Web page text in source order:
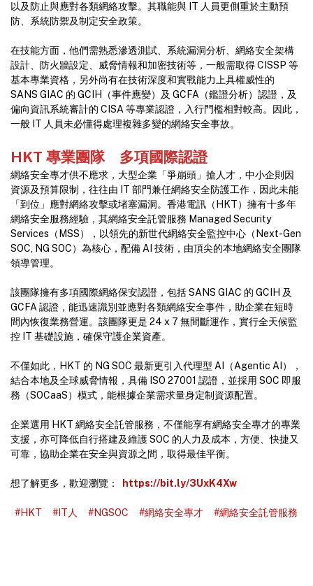
以及防止與應對各類網絡攻擊。其職能與 IT 人員更側重於主動預
防、系統防禦及制定安全政策。
在技能方面，他們需熟悉滲透測試、系統漏洞分析、網絡安全架構
設計、防火牆設定、威脅情報和加密技術等，一般需取得 CISSP 等
基本專業資格，另外尚有在技術深度和實戰能力上具權威性的
SANS GIAC 的 GCIH（事件應變）及 GCFA（鑑證分析）認證，及
偏向資訊系統審計的 CISA 等專業認證，入行門檻相對較高。因此，
一般 IT 人員未必懂得處理複雜多變的網絡安全事故。
HKT 專業團隊 多項國際認證
網絡安全專才供不應求，大型企業「爭崩頭」搶人才，中小企則因
資源及預算限制，往往由 IT 部門兼任網絡安全防護工作，因此未能
「到位」應對網絡攻擊或堵塞漏洞。香港電訊（HKT）擁有十多年
網絡安全服務經驗，其網絡安全託管服務 Managed Security
Services（MSS），以領先的新世代網絡安全監控中心（Next-Gen
SOC, NG SOC）為核心，配備 AI 技術，由頂尖的本地網絡安全團隊
領導管理。
該團隊擁有多項國際網絡保安認證，包括 SANS GIAC 的 GCIH 及
GCFA 認證，能迅速識別並應對各類網絡安全事件，助企業在短時
間內恢復業務營運。該團隊更是 24 x 7 無間斷運作，實行全天候監
控 IT 基礎設施，確保守護企業資產。
不僅如此，HKT 的 NG SOC 最新更引入代理型 AI（Agentic AI），
結合本地及全球威脅情報，具備 ISO 27001 認證，並採用 SOC 即服
務（SOCaaS）模式，能根據企業需求量身定制資源配置。
企業選用 HKT 網絡安全託管服務，不僅能享有網絡安全專才的專業
支援，亦可降低自行搭建及維護 SOC 的人力及成本，方便、快捷又
可靠，協助企業在安全與資源之間，取得最佳平衡。
想了解更多，歡迎瀏覽： https://bit.ly/3UxK4Xw
#HKT #IT人 #NGSOC #網絡安全專才 #網絡安全託管服務